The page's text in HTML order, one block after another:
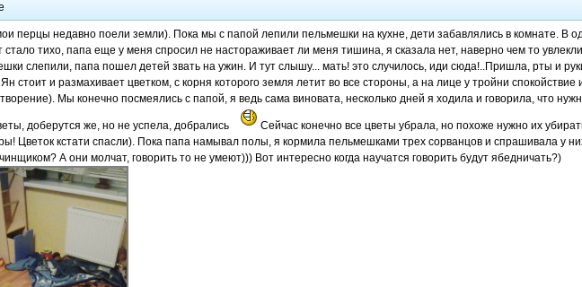
перцы недавно поели земли). Пока мы с папой лепили пельмешки на кухне, дети забавлялись в комнате. В
стало тихо, папа еще у меня спросил не настораживает ли меня тишина, я сказала нет, наверно чем то
слепили, папа пошел детей звать на ужин. И тут слышу... мать! это случилось, иди сюда!..Пришла, рты и
стоит и размахивает цветком, с корня которого земля летит во все стороны, а на лице у тройни спокойствие
Мы конечно посмеялись с папой, я ведь сама виновата, несколько дней я ходила и говорила, что
доберутся же, но не успела, добрались
Сейчас конечно все цветы убрала, но похоже нужно их
Цветок кстати спасли). Пока папа намывал полы, я кормила пельмешками трех сорванцов и спрашивала у
А они молчат, говорить то не умеют))) Вот интересно когда научатся говорить будут ябедничать?)